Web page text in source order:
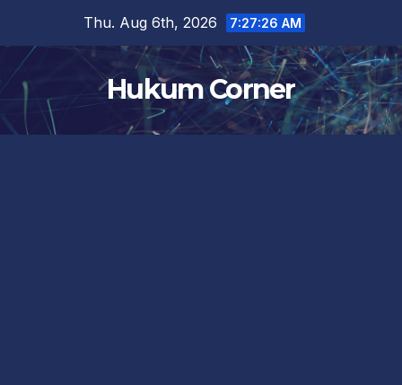
content
Thu. Aug 6th, 2026 7:27:26 AM
Hukum Corner